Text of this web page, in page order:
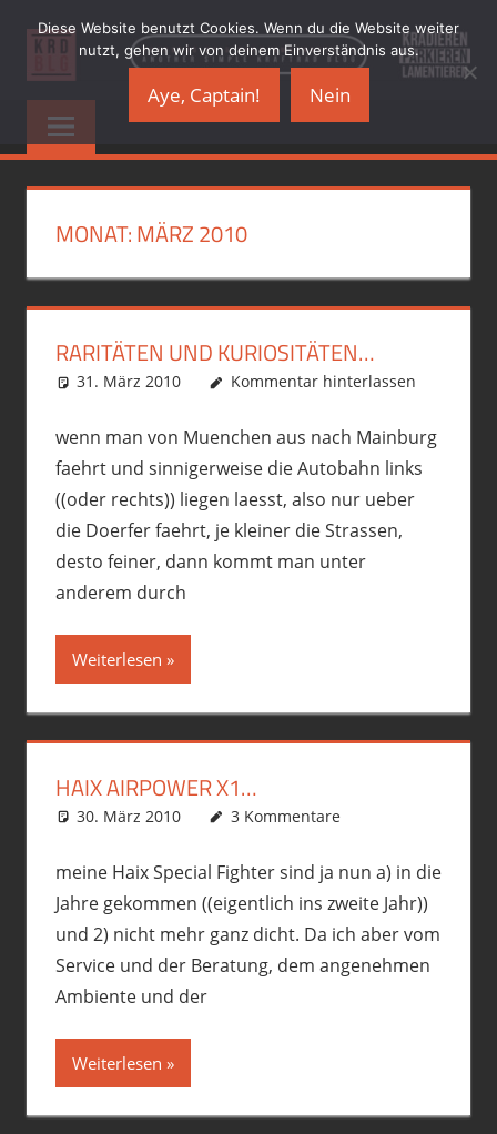
Inhalt
springen
KRADBLOG.DE
&
…
another
Kraftrad
MONAT:MÄRZ 2010
RARITÄTEN UND KURIOSITÄTEN…
31. März 2010 phil
Allgemein,Motorrad
Kommentar hinterlassen
wenn man von Muenchen aus nach Mainburg
faehrt und sinnigerweise die Autobahn links
((oder rechts)) liegen laesst, also nur ueber
die Doerfer faehrt, je kleiner die Strassen,
desto feiner, dann kommt man unter
anderem durch
Weiterlesen
HAIX AIRPOWER X1…
30. März 2010 phil
Allgemein,Motorrad
3 Kommentare
meine Haix Special Fighter sind ja nun a) in die
Jahre gekommen ((eigentlich ins zweite Jahr))
und 2) nicht mehr ganz dicht. Da ich aber vom
Service und der Beratung, dem angenehmen
Ambiente und der
Weiterlesen
Diese Website benutzt Cookies. Wenn du die Website weiter
nutzt, gehen wir von deinem Einverständnis aus.
Aye, Captain! Nein